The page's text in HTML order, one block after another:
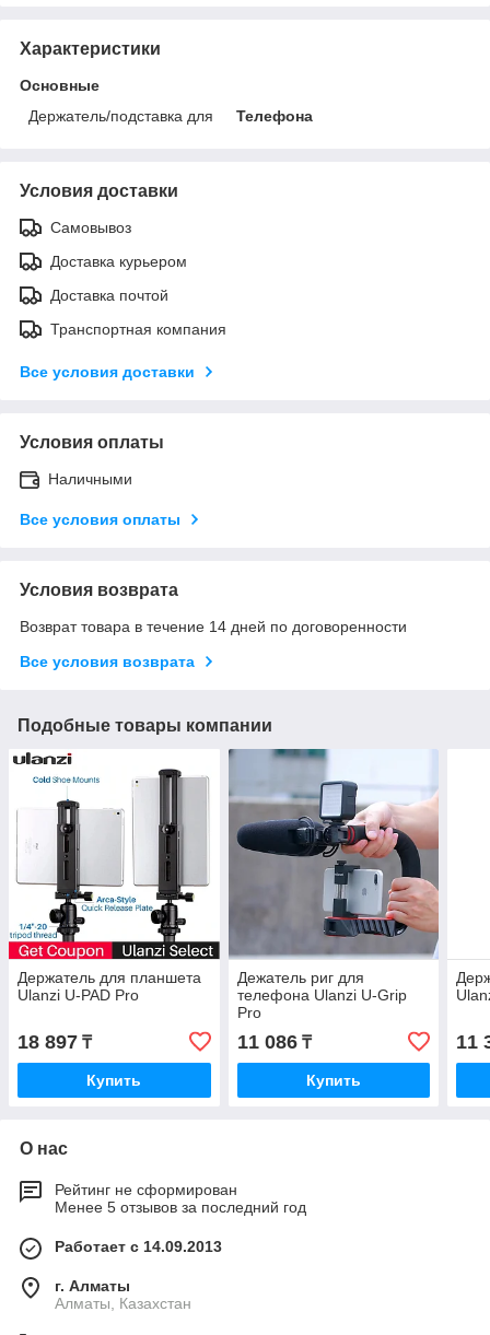
Характеристики
Основные
Держатель/подставка для
Телефона
Условия доставки
Самовывоз
Доставка курьером
Доставка почтой
Транспортная компания
Все условия доставки
Условия оплаты
Наличными
Все условия оплаты
Условия возврата
Возврат товара в течение 14 дней по договоренности
Все условия возврата
Подобные товары компании
Держатель для планшета
Ulanzi U-PAD Pro
18 897 ₸
Купить
Дежатель риг для
телефона Ulanzi U-Grip
Pro
11 086₸
Купить
11
О нас
Рейтинг не сформирован
Менее 5 отзывов за последний год
Работает с 14.09.2013
г. Алматы
Алматы, Казахстан